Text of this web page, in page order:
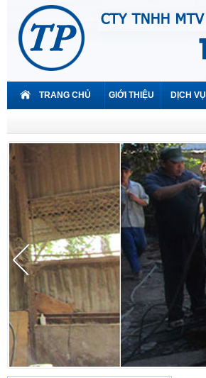
TRANG CHỦ GIỚI THIỆU DỊCH VỤ